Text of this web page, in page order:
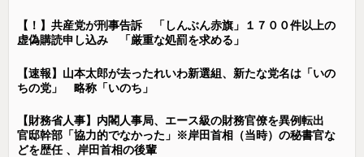
【！】共産党が刑事告訴 「しんぶん赤旗」１７００件以上の
虚偽購読申し込み 「厳重な処罰を求める」
【速報】山本太郎が去ったれいわ新選組、新たな党名は「いの
ちの党」 略称「いのち」
【財務省人事】内閣人事局、エース級の財務官僚を異例転出
官邸幹部「協力的でなかった」※岸田首相（当時）の秘書官な
どを歴任 、岸田首相の後輩